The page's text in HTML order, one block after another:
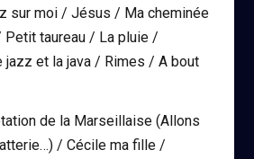
sur moi / Jésus / Ma cheminée
Petit taureau / La pluie /
jazz et la java / Rimes / A bout
de la Marseillaise (Allons
/ Cécile ma fille /